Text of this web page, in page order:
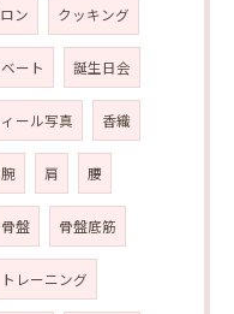
ン クッキング
ート 誕生日会
ール写真 香織
腕 肩 腰
骨盤 骨盤底筋
トレーニング